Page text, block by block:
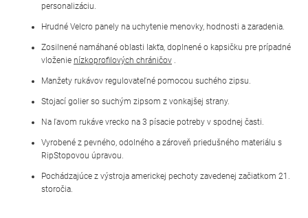
personalizáciu.
Hrudné Velcro panely na uchytenie menovky, hodnosti a zaradenia.
Zosilnené namáhané oblasti lakťa, doplnené o kapsičku pre prípadné
vloženie nízkoprofilových chráničov
Manžety rukávov regulovateľné pomocou suchého zipsu.
Stojací golier so suchým zipsom z vonkajšej strany.
Na ľavom rukáve vrecko na 3 písacie potreby v spodnej časti.
Vyrobené z pevného, odolného a zároveň priedušného materiálu s
RipStopovou úpravou.
Pochádzajúce z výstroja americkej pechoty zavedenej začiatkom 21.
storočia.